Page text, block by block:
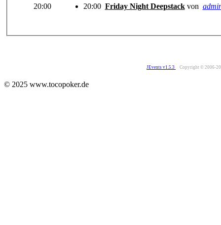
20:00 20:00 Friday Night Deepstack von
JEvents v1.5.3 Copyright © 2006-
© 2025 www.tocopoker.de